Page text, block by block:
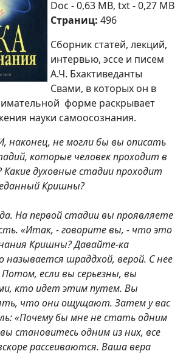
Doc - 0,63 MB, txt - 0,27 MB
Страниц: 496
Сборник статей, лекций,
интервью, эссе и писем
А.Ч. Бхактиведанты
Свами, в которых он в
форме раскрывает
науки самоосознания.
наконец, не могли бы вы описать
которые человек проходит в
Какие духовные стадии проходит
Кришны?
На первой стадии вы проявляете
«Итак, - говорите вы, - что это
Кришны? Давайте-ка
называется шраддхой, верой. С нее
если вы серьезны, вы
кто идет этим путем. Вы
что они ощущают. Затем у вас
«Почему бы мне не стать одним
вы становитесь одним из них, все
рассеиваются. Ваша вера